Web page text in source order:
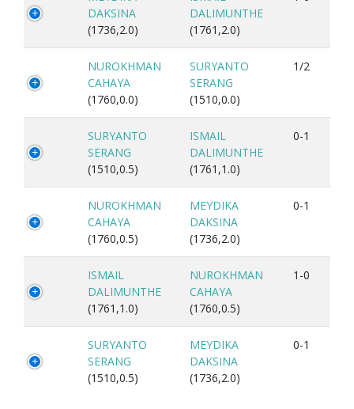
DAKSINA
(1736,2.0)
DALIMUNTHE
(1761,2.0)
NUROKHMAN
CAHAYA
(1760,0.0)
SURYANTO
SERANG
(1510,0.0)
1/2
SURYANTO
SERANG
(1510,0.5)
ISMAIL
DALIMUNTHE
(1761,1.0)
0-1
NUROKHMAN
CAHAYA
(1760,0.5)
MEYDIKA
DAKSINA
(1736,2.0)
0-1
ISMAIL
DALIMUNTHE
(1761,1.0)
NUROKHMAN
CAHAYA
(1760,0.5)
1-0
SURYANTO
SERANG
(1510,0.5)
MEYDIKA
DAKSINA
(1736,2.0)
0-1